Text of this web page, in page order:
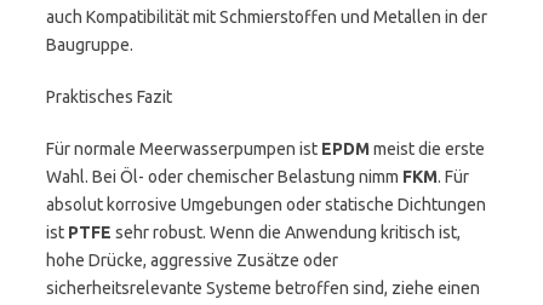
auch Kompatibilität mit Schmierstoffen und Metallen in der
Baugruppe.
Praktisches Fazit
Für normale Meerwasserpumpen ist EPDMmeist die erste
Wahl. Bei Öl- oder chemischer Belastung nimm FKM. Für
absolut korrosive Umgebungen oder statische Dichtungen
ist PTFE sehr robust. Wenn die Anwendung kritisch ist,
hohe Drücke, aggressive Zusätze oder
sicherheitsrelevante Systeme betroffen sind, ziehe einen